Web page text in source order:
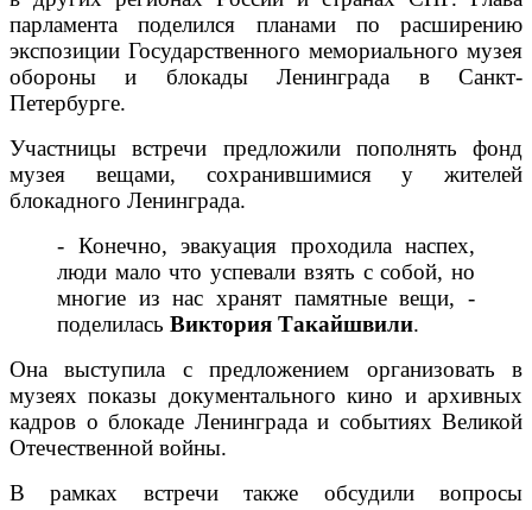
парламента поделился планами по расширению
экспозиции Государственного мемориального музея
обороны и блокады Ленинграда в Санкт-
Петербурге.
Участницы встречи предложили пополнять фонд
музея вещами, сохранившимися у жителей
блокадного Ленинграда.
- Конечно, эвакуация проходила наспех,
люди мало что успевали взять с собой, но
многие из нас хранят памятные вещи, -
поделилась Виктория Такайшвили.
Она выступила с предложением организовать в
музеях показы документального кино и архивных
кадров о блокаде Ленинграда и событиях Великой
Отечественной войны.
В рамках встречи также обсудили вопросы